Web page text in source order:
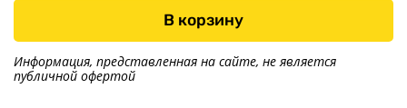
В корзину
Информация, представленная на сайте, не является
публичной офертой